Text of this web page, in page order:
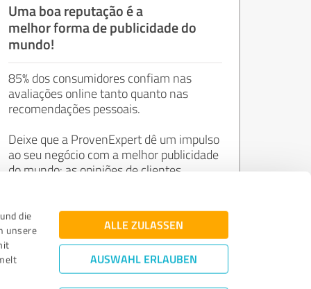
die
unsere
ALLE ZULASSEN
AUSWAHL ERLAUBEN
Uma boa reputação é a
melhor forma de publicidade do
mundo!
85% dos consumidores confiam nas
avaliações online tanto quanto nas
recomendações pessoais.
Deixe que a ProvenExpert dê um impulso
ao seu negócio com a melhor publicidade
do mundo: as opiniões de clientes
Adira agora gratuitamente!